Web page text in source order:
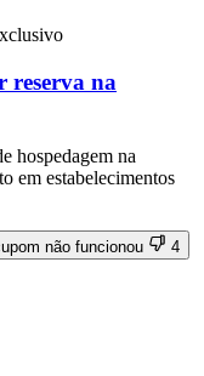
reserva na
hospedagem na
em estabelecimentos
não funcionou 4